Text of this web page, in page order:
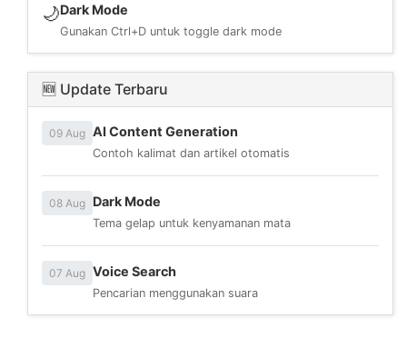
🌙Dark Mode
Gunakan Ctrl+D untuk toggle dark mode
🆕 Update Terbaru
09 Aug AI Content Generation
Contoh kalimat dan artikel otomatis
08 Aug Dark Mode
Tema gelap untuk kenyamanan mata
07 Aug Voice Search
Pencarian menggunakan suara